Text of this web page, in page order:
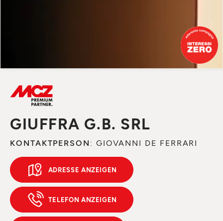
GIUFFRA G.B. SRL
KONTAKTPERSON : GIOVANNI DE FERRARI
ADRESSE ANZEIGEN
TELEFON ANZEIGEN